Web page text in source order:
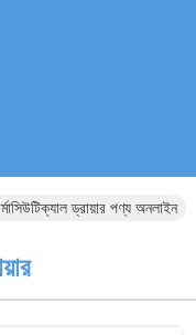
ড্রায়ার পণ্য অনলাইন